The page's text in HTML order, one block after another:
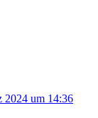
2024 um 14:36